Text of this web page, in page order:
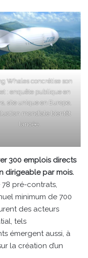
Whales concrétise son
: enquête publique en
site unique en Europe,
mondiale bientôt
lancée.
300 emplois directs
dirigeable par mois.
78 pré-contrats,
minimum de 700
des acteurs
tels
émergent aussi, à
la création d’un